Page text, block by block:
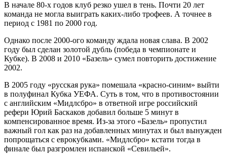
В начале 80-х годов клуб резко ушел в тень. Почти 20 лет
команда не могла выиграть каких-либо трофеев. А точнее в
период с 1981 по 2000 год.
Однако после 2000-ого команду ждала новая слава. В 2002
году был сделан золотой дубль (победа в чемпионате и
Кубке). В 2008 и 2010 «Базель» сумел повторить достижение
2002.
В 2005 году «русская рука» помешала «красно-синим» выйти
в полуфинал Кубка УЕФА. Суть в том, что в противостоянии
с английским «Мидлсбро» в ответной игре российский
рефери Юрий Баскаков добавил больше 5 минут в
компенсированное время. Из-за этого «Базель» пропустил
важный гол как раз на добавленных минутах и был вынужден
попрощаться с еврокубками. «Мидлсбро» кстати тогда в
финале был разгромлен испанской «Севильей».